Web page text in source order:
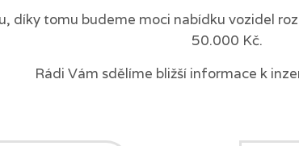
díky tomu budeme moci nabídku vozidel
50.000 Kč.
Rádi Vám sdělíme bližší informace k